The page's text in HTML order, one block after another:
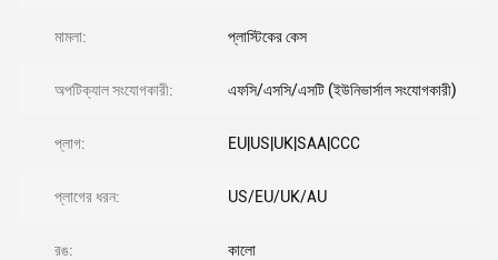
মামলা: প্লাস্টিকের কেস
অপটিক্যাল সংযোগকারী: এফসি/এসসি/এসটি (ইউনিভার্সাল সংযোগকারী)
প্লাগ: EU|US|UK|SAA|CCC
প্লাগের ধরন: US/EU/UK/AU
রঙ: কালো